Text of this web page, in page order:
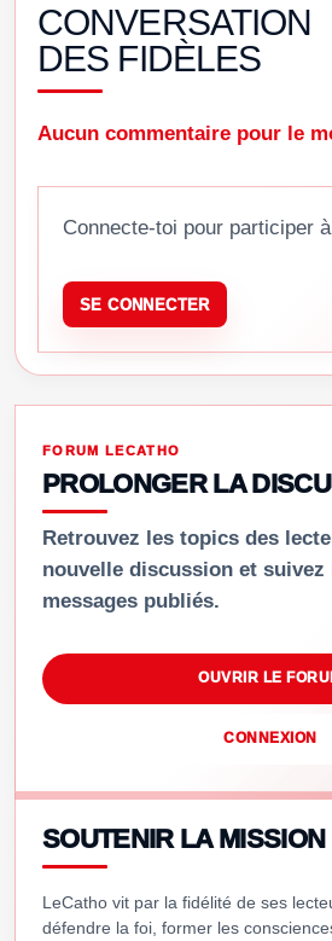
CONVERSATION
DES FIDÈLES
Aucun commentaire pour le
Connecte-toi pour participer
SE CONNECTER
FORUM LECATHO
PROLONGER LA
Retrouvez les topics des
nouvelle discussion et suivez
messages publiés.
OUVRIR LE
CONNEXION
SOUTENIR LA MISSION
LeCatho vit par la fidélité de ses
défendre la foi, former les